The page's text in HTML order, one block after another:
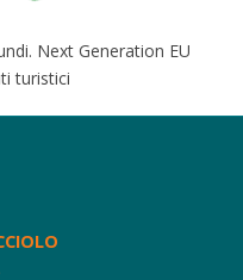
Next Generation EU
turistici